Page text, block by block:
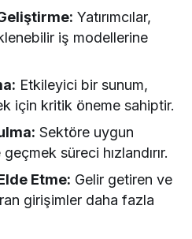
Yatırımcılar,
iş modellerine
Etkileyici bir sunum,
için kritik öneme sahiptir.
Sektöre uygun
süreci hızlandırır.
Etme: Gelir getiren ve
girişimler daha fazla